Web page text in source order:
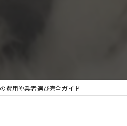
費用や業者選び完全ガイド